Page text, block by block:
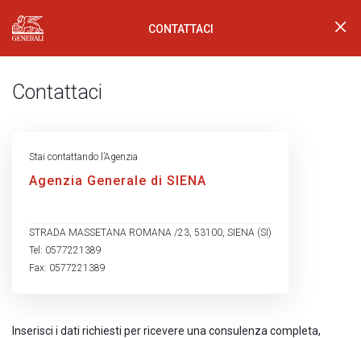
Generali Logo CONTATTACI
Contattaci
Inserisci i dati richiesti per ricevere una consulenza completa,
Stai contattando l’Agenzia
Agenzia Generale di SIENA
STRADA MASSETANA ROMANA /23, 53100, SIENA (SI)
Tel: 0577221389
Fax: 0577221389